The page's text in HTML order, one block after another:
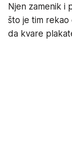
Njen zamenik i
što je tim
da kvare